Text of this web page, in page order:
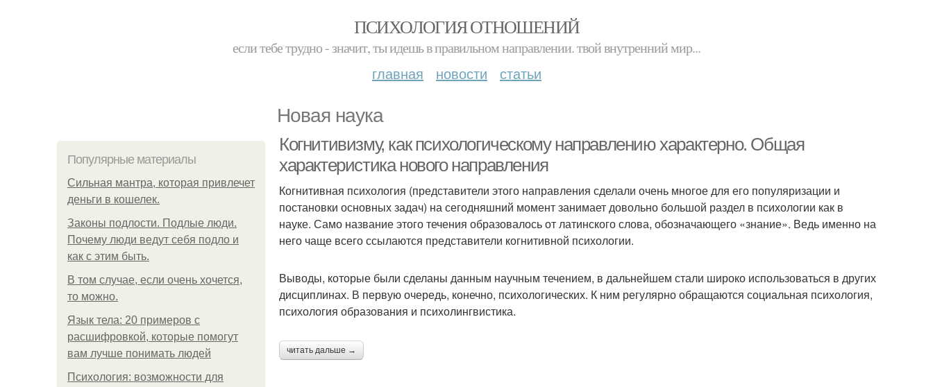
ПСИХОЛОГИЯ ОТНОШЕНИЙ
если тебе трудно - значит, ты идешь в правильном направлении. твой внутренний мир...
главная новости статьи
Новая наука
Популярные материалы
Сильная мантра, которая привлечет
деньги в кошелек.
Законы подлости. Подлые люди.
Почему люди ведут себя подло и
как с этим быть.
В том случае, если очень хочется,
то можно.
Язык тела: 20 примеров с
расшифровкой, которые помогут
вам лучше понимать людей
Психология: возможности для
Когнитивизму, как психологическому направлению характерно. Общая
характеристика нового направления
Когнитивная психология (представители этого направления сделали очень многое для его популяризации и
постановки основных задач) на сегодняшний момент занимает довольно большой раздел в психологии как в
науке. Само название этого течения образовалось от латинского слова, обозначающего «знание». Ведь именно на
него чаще всего ссылаются представители когнитивной психологии.
Выводы, которые были сделаны данным научным течением, в дальнейшем стали широко использоваться в других
дисциплинах. В первую очередь, конечно, психологических. К ним регулярно обращаются социальная психология,
психология образования и психолингвистика.
читать дальше →